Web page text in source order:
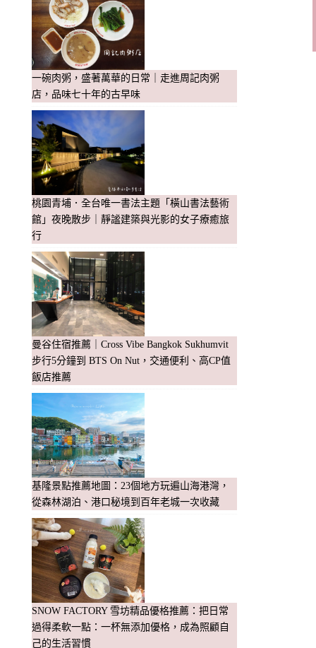
一碗肉粥，盛著萬華的日常｜走進周記肉粥
店，品味七十年的古早味
桃園青埔．全台唯一書法主題「橫山書法藝術
館」夜晚散步｜靜謐建築與光影的女子療癒旅
行
曼谷住宿推薦｜Cross Vibe Bangkok Sukhumvit
步行5分鐘到 BTS On Nut，交通便利、高CP值
飯店推薦
基隆景點推薦地圖：23個地方玩遍山海港灣，
從森林湖泊、港口秘境到百年老城一次收藏
SNOW FACTORY 雪坊精品優格推薦：把日常
過得柔軟一點：一杯無添加優格，成為照顧自
己的生活習慣